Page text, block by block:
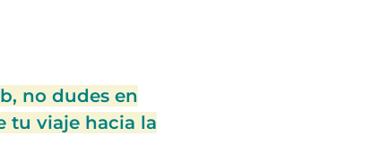
no dudes en
tu viaje hacia la